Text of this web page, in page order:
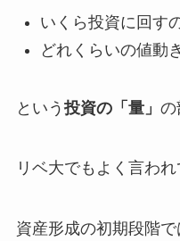
いくら投資に回す
どれくらいの値動
という 投資の「量」 の
リベ大でもよく言われ
資産形成の初期段階